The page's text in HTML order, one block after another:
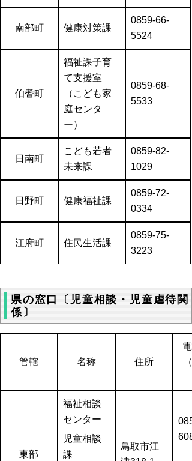
南部町 健康対策課
0859-66-
5524
伯耆町
福祉課子育
て支援室
（こども家
庭センタ
ー）
0859-68-
5533
日南町
こども若者
未来課
0859-82-
1029
日野町 健康福祉課
0859-72-
0334
江府町 住民生活課
0859-75-
3223
県の窓口〔児童相談・児童虐待関
係〕
管轄 名称 住所
（
東部
福祉相談
センター
児童相談
課
鳥取市江